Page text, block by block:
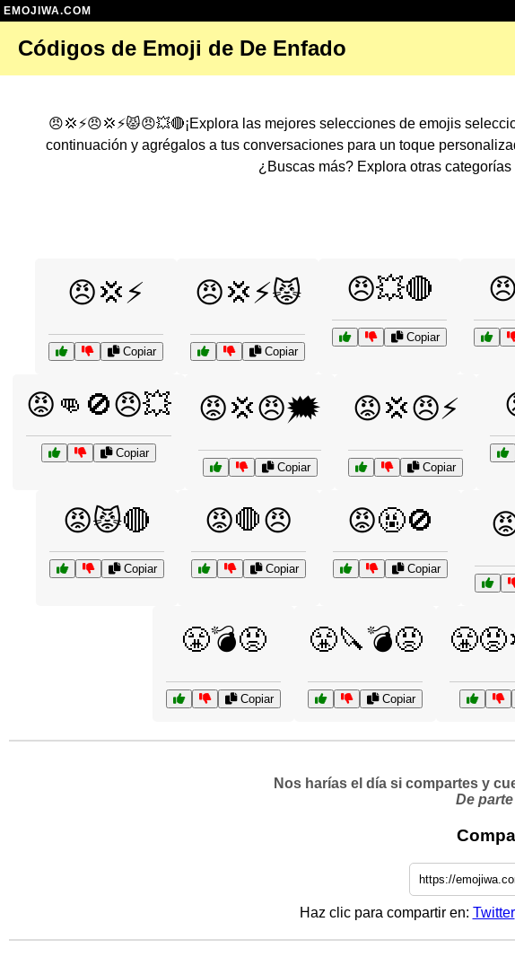
EMOJIWA.COM
Códigos de Emoji de De Enfado
😠💢⚡😠💢⚡😾😠💥🔴¡Explora las mejores selecciones de emojis
continuación y agrégalos a tus conversaciones para un toque
¿Buscas más? Explora otras
😠💢⚡
Copiar
😠💢⚡😾
Copiar
😠💥🔴
Copiar
😡👊🚫😠💥
Copiar
😡💢😠🗯️
Copiar
😡💢😠⚡
Copiar
😡😾🔴
Copiar
😡🛑😠
Copiar
😡🤬🚫
Copiar
😤💣😡
Copiar
😤🔪💣😡
Copiar
Nos harías el día si compartes y
De
Haz clic para compartir en: Twitter